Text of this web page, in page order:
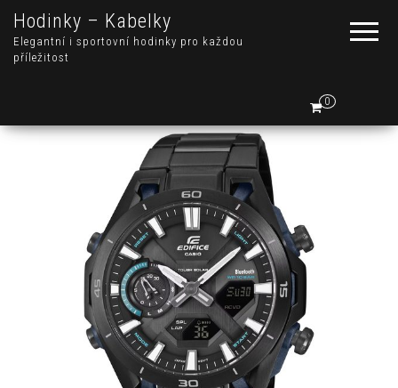
Hodinky – Kabelky
Elegantní i sportovní hodinky pro každou
příležitost
0